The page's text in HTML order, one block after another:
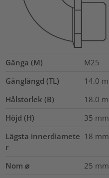
Gänga (M)
M25
Gänglängd (TL)
14.0
Hålstorlek (B)
18.0
Höjd (H)
35 mm
Lägsta innerdiamete
r
18 mm
Nom ⌀ 25 mm